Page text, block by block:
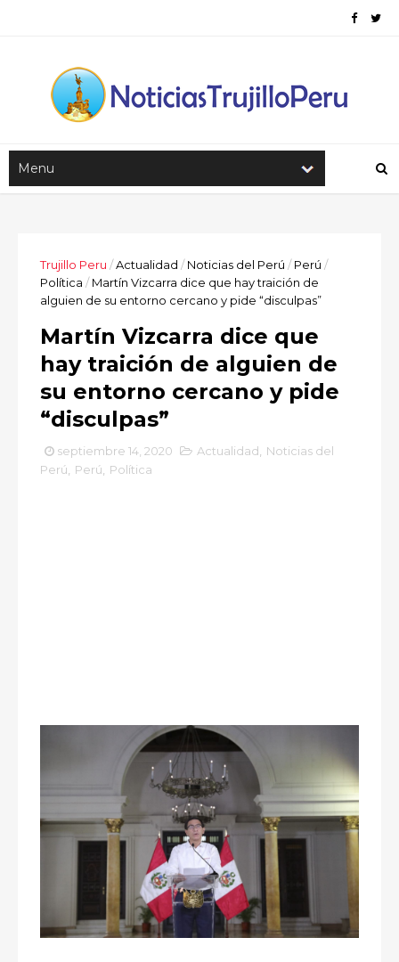
Trujillo Peru /Actualidad / Noticias del Perú / Perú /
Política / Martín Vizcarra dice que hay traición de
alguien de su entorno cercano y pide “disculpas”
Martín Vizcarra dice que
hay traición de alguien de
su entorno cercano y pide
“disculpas”
septiembre 14, 2020 Actualidad
Noticias del
Perú
Perú Política